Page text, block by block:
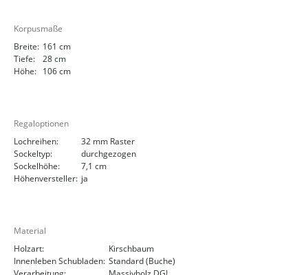
Korpusmaße
Breite: 161 cm
Tiefe:
28 cm
Höhe: 106 cm
Regaloptionen
Lochreihen:
32 mm Raster
Sockeltyp:
durchgezogen
Sockelhöhe:
7,1 cm
Höhenversteller: ja
Material
Holzart:
Kirschbaum
Innenleben Schubladen: Standard (Buche)